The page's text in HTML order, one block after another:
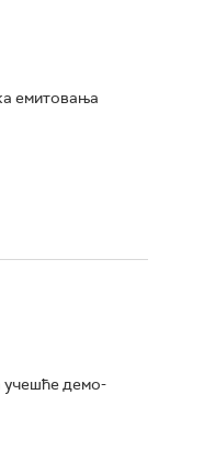
емитовања
учешће демо-